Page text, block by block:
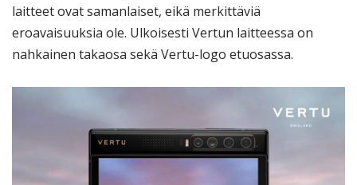
laitteet ovat samanlaiset, eikä merkittäviä
eroavaisuuksia ole. Ulkoisesti Vertun laitteessa on
nahkainen takaosa sekä Vertu-logo etuosassa.